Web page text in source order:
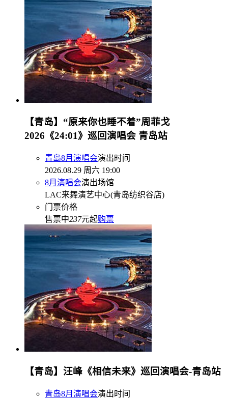
【青岛】“原来你也睡不着”周菲戈
2026《24:01》巡回演唱会 青岛站
青岛8月演唱会演出时间
2026.08.29 周六 19:00
8月演唱会演出场馆
LAC来舞演艺中心(青岛纺织谷店)
门票价格
售票中237元起购票
【青岛】汪峰《相信未来》巡回演唱会-青岛站
青岛8月演唱会演出时间